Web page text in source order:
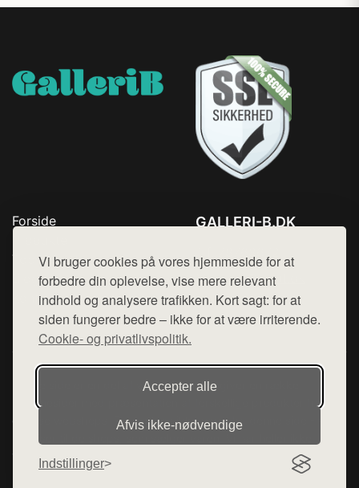
Vi bruger cookies på vores hjemmeside for at
forbedre din oplevelse, vise mere relevant
indhold og analysere trafikken. Kort sagt: for at
siden fungerer bedre – ikke for at være irriterende.
Cookie- og privatlivspolitik.
Accepter alle
Afvis ikke‑nødvendige
Indstillinger
Forside
Top Rabatter
Blog
Kontakt
GALLERI-B.DK
Mail: hej@want.dk
Cookie- og privatlivspolitik
Denne side er en del af want.dk, der udgiver en række
hjemmesider med præsentation af forskellige produkter fra
diverse webshops. Der sælges ikke varer fra denne side - vi
henviser til de shops, som sælger varen. Vi har heller ikke
varerne på lager.